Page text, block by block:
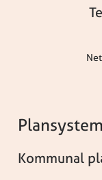
Kommunal